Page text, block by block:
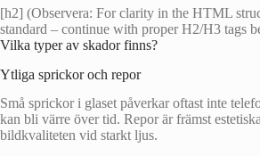
[h2] (Observera: For clarity in the HTML
standard – continue with proper H2/H3 tags
Vilka typer av skador finns?
Ytliga sprickor och repor
Små sprickor i glaset påverkar oftast inte
kan bli värre över tid. Repor är främst
bildkvaliteten vid starkt ljus.